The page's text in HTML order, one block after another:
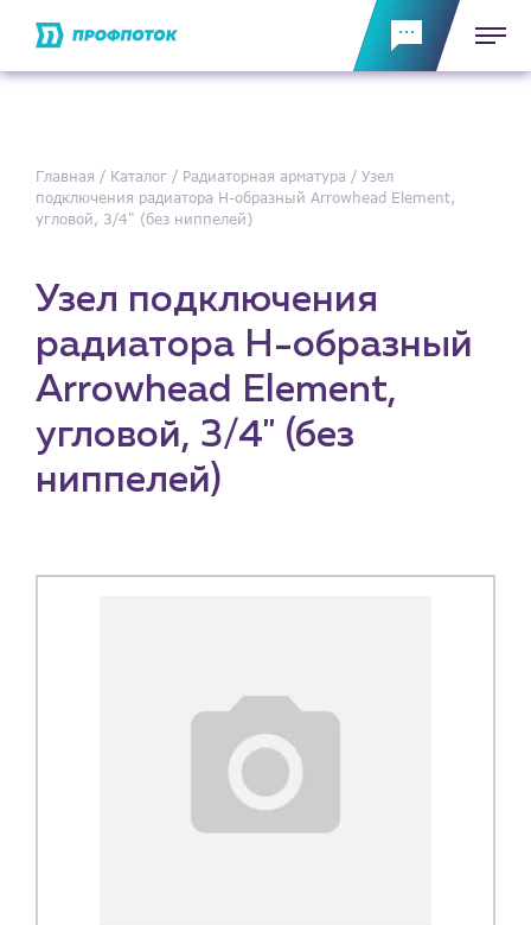
Главная Каталог Радиаторная арматура
Узел
подключения радиатора H-образный Arrowhead Element,
угловой, 3/4" (без ниппелей)
Узел подключения
радиатора H-образный
Arrowhead Element,
угловой, 3/4" (без
ниппелей)